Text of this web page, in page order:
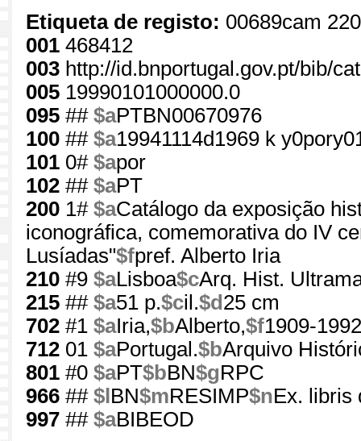
Etiqueta de registo: 00689cam
001 468412
003 http://id.bnportugal.gov.pt/bib/
005 19990101000000.0
095 ## $aPTBN00670976
100 ## $a19941114d1969 k
101 0# $apor
102 ## $aPT
200 1# $aCatálogo da exposição
iconográfica, comemorativa do IV
Lusíadas"$fpref. Alberto Iria
210 #9 $aLisboa$cArq. Hist.
215 ## $a51 p.$cil.$d 25 cm
702 #1 $aIria,$bAlberto,$f1909-1992
712 01 $aPortugal.$bArquivo
801 #0 $aPT$bBN$gRPC
966 ## $l BN$mRESIMP$nEx. libris
997 ## $aBIBEOD